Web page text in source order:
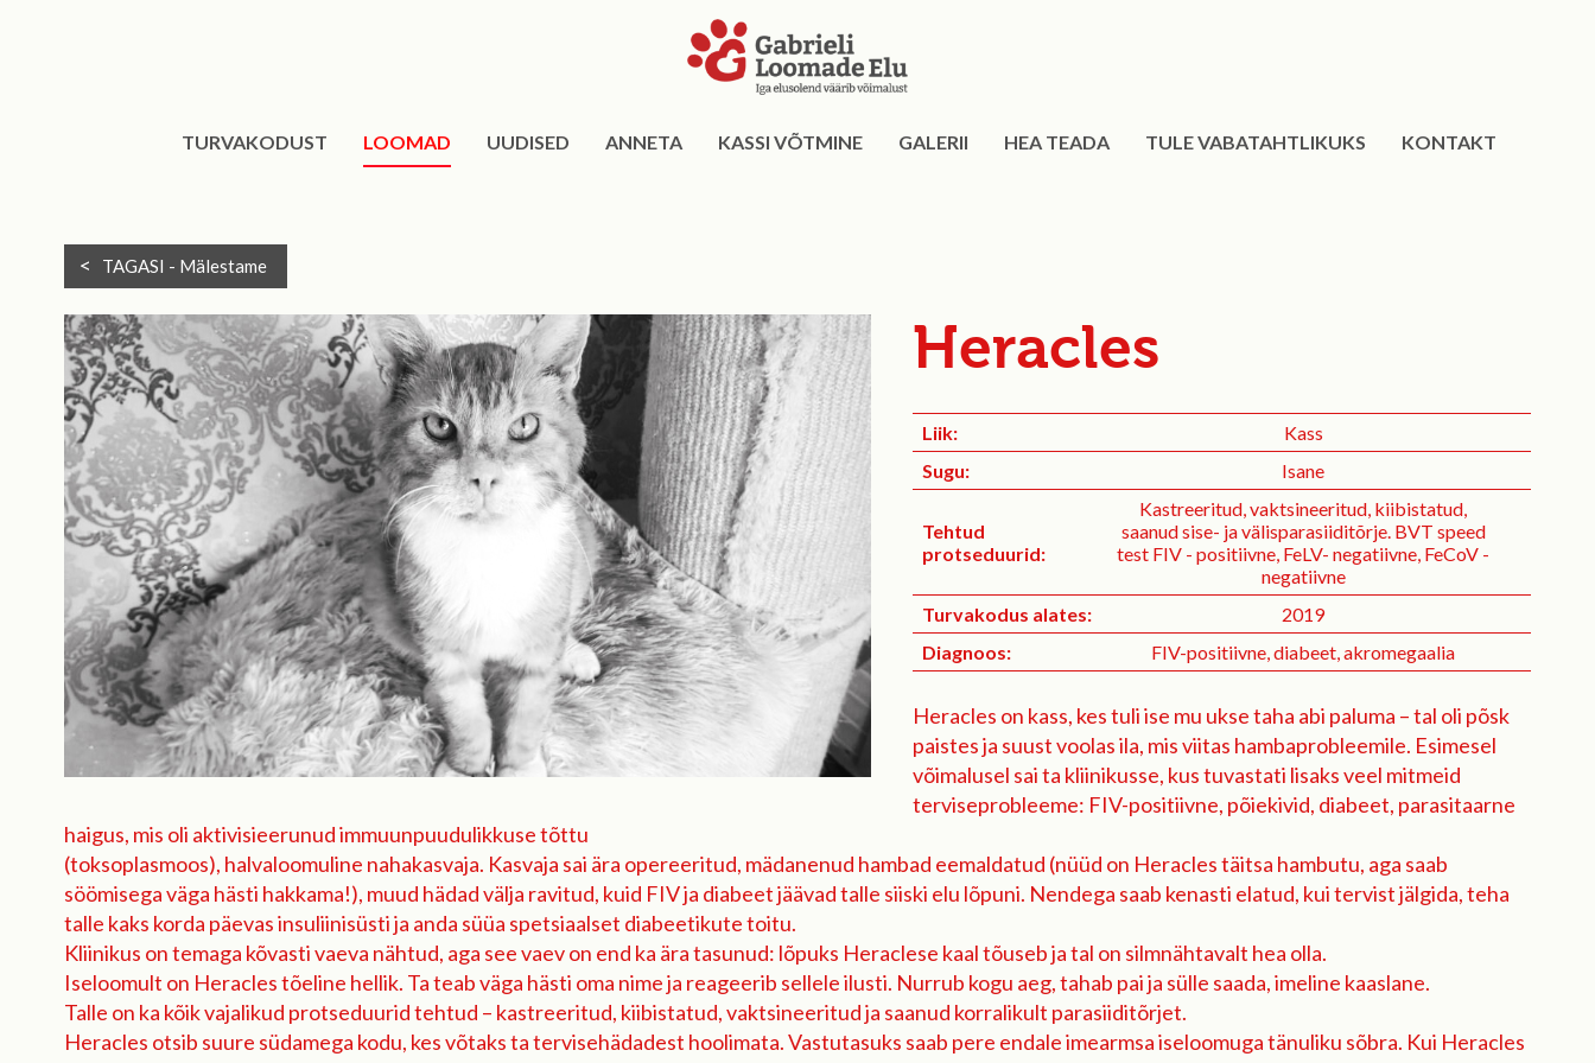
TURVAKODUST LOOMAD UUDISED ANNETA KASSI VÕTMINE GALERII HEA TEADA TULE VABATAHTLIKUKS KONTAKT
TAGASI - Mälestame
Heracles
Liik:
Kass
Sugu:
Isane
Tehtud
protseduurid:
Kastreeritud, vaktsineeritud, kiibistatud,
saanud sise- ja välisparasiiditõrje. BVT speed
test FIV - positiivne, FeLV- negatiivne, FeCoV -
negatiivne
Turvakodus alates:
2019
Diagnoos:
FIV-positiivne, diabeet, akromegaalia
Heracles on kass, kes tuli ise mu ukse taha abi paluma – tal oli põsk
paistes ja suust voolas ila, mis viitas hambaprobleemile. Esimesel
võimalusel sai ta kliinikusse, kus tuvastati lisaks veel mitmeid
terviseprobleeme: FIV-positiivne, põiekivid, diabeet, parasitaarne
haigus, mis oli aktivisieerunud immuunpuudulikkuse tõttu
(toksoplasmoos), halvaloomuline nahakasvaja. Kasvaja sai ära opereeritud, mädanenud hambad eemaldatud (nüüd on Heracles täitsa hambutu, aga saab
söömisega väga hästi hakkama!), muud hädad välja ravitud, kuid FIV ja diabeet jäävad talle siiski elu lõpuni. Nendega saab kenasti elatud, kui tervist jälgida, teha
talle kaks korda päevas insuliinisüsti ja anda süüa spetsiaalset diabeetikute toitu.
Kliinikus on temaga kõvasti vaeva nähtud, aga see vaev on end ka ära tasunud: lõpuks Heraclese kaal tõuseb ja tal on silmnähtavalt hea olla.
Iseloomult on Heracles tõeline hellik. Ta teab väga hästi oma nime ja reageerib sellele ilusti. Nurrub kogu aeg, tahab pai ja sülle saada, imeline kaaslane.
Talle on ka kõik vajalikud protseduurid tehtud – kastreeritud, kiibistatud, vaktsineeritud ja saanud korralikult parasiiditõrjet.
Heracles otsib suure südamega kodu, kes võtaks ta tervisehädadest hoolimata. Vastutasuks saab pere endale imearmsa iseloomuga tänuliku sõbra. Kui Heracles